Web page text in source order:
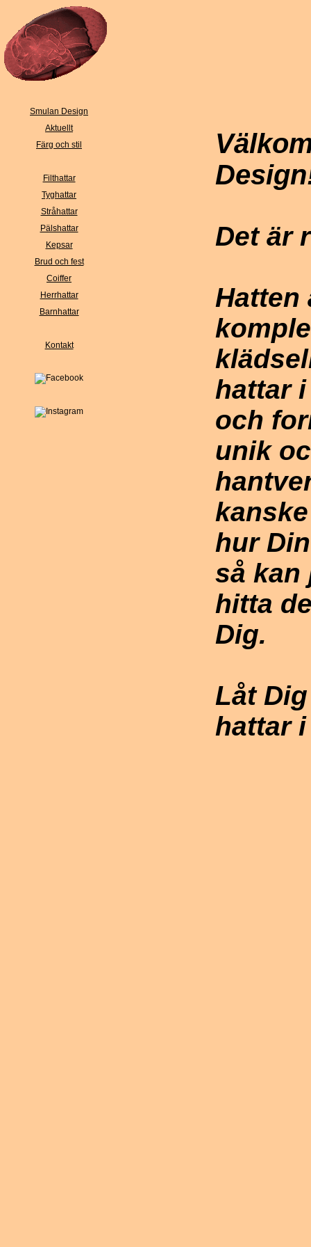
Smulan Design
Aktuellt
Färg och stil
Filthattar
Tyghattar
Stråhattar
Pälshattar
Kepsar
Brud och fest
Coiffer
Herrhattar
Barnhattar
Kontakt
Det är
hattar
och
unik
hur
så kan
hitta
Dig.
Låt
hattar